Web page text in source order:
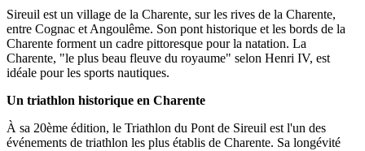
Sireuil est un village de la Charente, sur les rives de la Charente,
entre Cognac et Angoulême. Son pont historique et les bords de la
Charente forment un cadre pittoresque pour la natation. La
Charente, "le plus beau fleuve du royaume" selon Henri IV, est
idéale pour les sports nautiques.
Un triathlon historique en Charente
À sa 20ème édition, le Triathlon du Pont de Sireuil est l'un des
événements de triathlon les plus établis de Charente. Sa longévité